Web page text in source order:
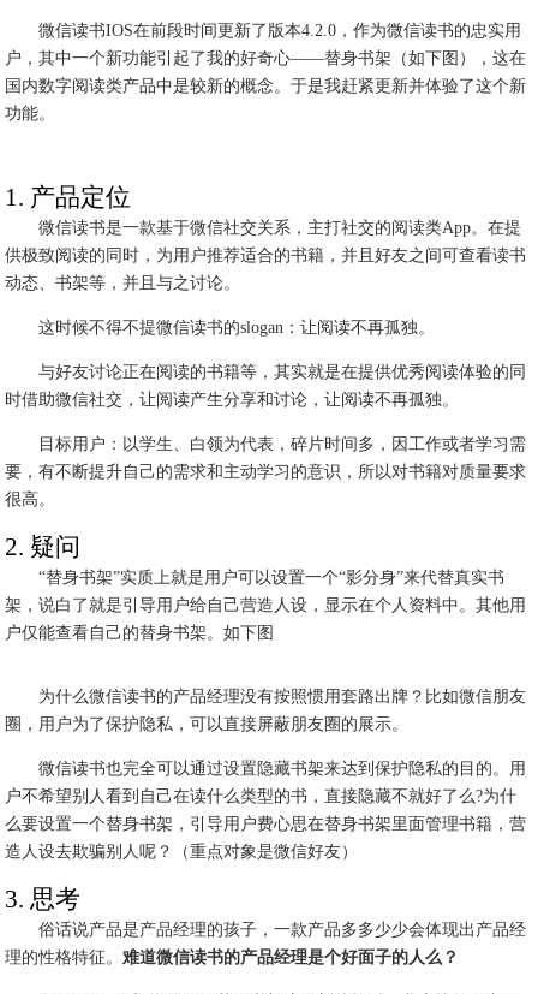
微信读书IOS在前段时间更新了版本4.2.0，作为微信读书的忠实用
户，其中一个新功能引起了我的好奇心——替身书架（如下图），这在
国内数字阅读类产品中是较新的概念。于是我赶紧更新并体验了这个新
功能。
1. 产品定位
微信读书是一款基于微信社交关系，主打社交的阅读类App。在提
供极致阅读的同时，为用户推荐适合的书籍，并且好友之间可查看读书
动态、书架等，并且与之讨论。
这时候不得不提微信读书的slogan：让阅读不再孤独。
与好友讨论正在阅读的书籍等，其实就是在提供优秀阅读体验的同
时借助微信社交，让阅读产生分享和讨论，让阅读不再孤独。
目标用户：以学生、白领为代表，碎片时间多，因工作或者学习需
要，有不断提升自己的需求和主动学习的意识，所以对书籍对质量要求
很高。
2. 疑问
“替身书架”实质上就是用户可以设置一个“影分身”来代替真实书
架，说白了就是引导用户给自己营造人设，显示在个人资料中。其他用
户仅能查看自己的替身书架。如下图
为什么微信读书的产品经理没有按照惯用套路出牌？比如微信朋友
圈，用户为了保护隐私，可以直接屏蔽朋友圈的展示。
微信读书也完全可以通过设置隐藏书架来达到保护隐私的目的。用
户不希望别人看到自己在读什么类型的书，直接隐藏不就好了么?为什
么要设置一个替身书架，引导用户费心思在替身书架里面管理书籍，营
造人设去欺骗别人呢？（重点对象是微信好友）
3. 思考
俗话说产品是产品经理的孩子，一款产品多多少少会体现出产品经
理的性格特征。难道微信读书的产品经理是个好面子的人么？